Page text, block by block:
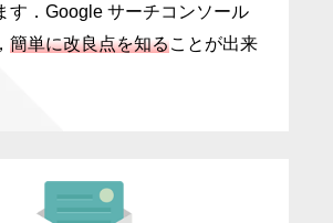
す．Google サーチコンソール
簡単に改良点を知ることが出来